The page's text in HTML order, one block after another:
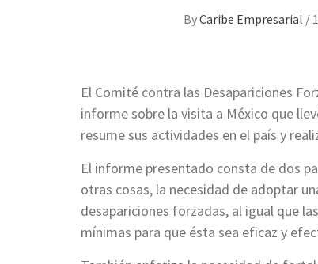
ByCaribe Empresarial /
El Comité contra las Desapariciones
informe sobre la visita a México que
resume sus actividades en el país y
El informe presentado consta de dos
otras cosas, la necesidad de adoptar
desapariciones forzadas, al igual que
mínimas para que ésta sea eficaz y